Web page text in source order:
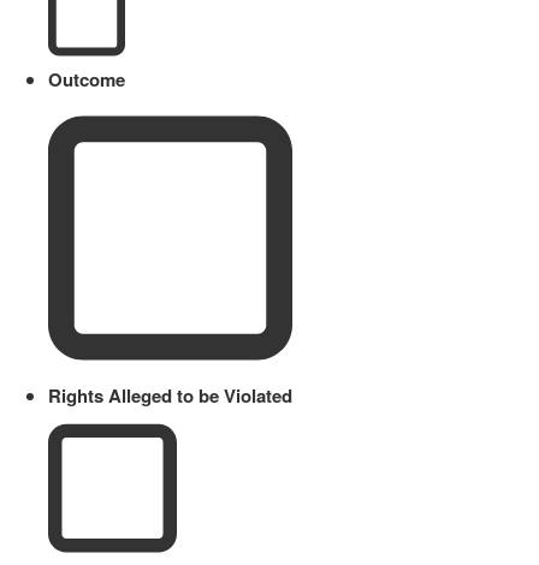
Outcome
Rights Alleged to be Violated